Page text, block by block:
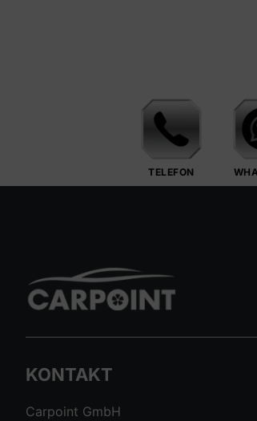
TELEFON
KONTAKT
Carpoint GmbH